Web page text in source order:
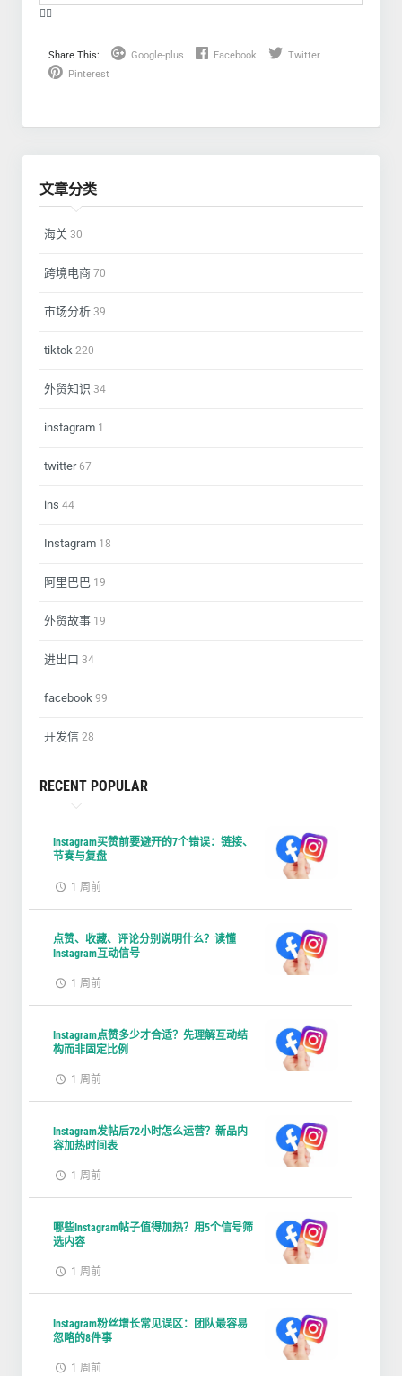
❤️‍🔥
Share This: Google-plus Facebook
Twitter
Pinterest
文章分类
海关 30
跨境电商 70
市场分析 39
tiktok 220
外贸知识 34
instagram 1
twitter67
ins 44
Instagram 18
阿里巴巴 19
外贸故事 19
进出口 34
facebook 99
开发信 28
RECENT POPULAR
Instagram买赞前要避开的7个错误：链接、
节奏与复盘
1 周前
点赞、收藏、评论分别说明什么？读懂
Instagram互动信号
1 周前
Instagram点赞多少才合适？先理解互动结
构而非固定比例
1 周前
Instagram发帖后72小时怎么运营？新品内
容加热时间表
1 周前
哪些Instagram帖子值得加热？用5个信号筛
选内容
1 周前
Instagram粉丝增长常见误区：团队最容易
忽略的8件事
1 周前